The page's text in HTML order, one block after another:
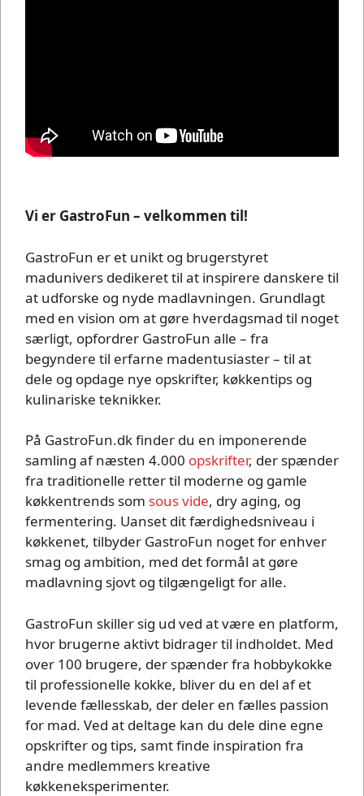
Vi er GastroFun – velkommen til!
GastroFun er et unikt og brugerstyret
madunivers dedikeret til at inspirere danskere til
at udforske og nyde madlavningen. Grundlagt
med en vision om at gøre hverdagsmad til noget
særligt, opfordrer GastroFun alle – fra
begyndere til erfarne madentusiaster – til at
dele og opdage nye opskrifter, køkkentips og
kulinariske teknikker.
På GastroFun.dk finder du en imponerende
samling af næsten 4.000 opskrifter, der spænder
fra traditionelle retter til moderne og gamle
køkkentrends som sous vide, dry aging, og
fermentering. Uanset dit færdighedsniveau i
køkkenet, tilbyder GastroFun noget for enhver
smag og ambition, med det formål at gøre
madlavning sjovt og tilgængeligt for alle.
GastroFun skiller sig ud ved at være en platform,
hvor brugerne aktivt bidrager til indholdet. Med
over 100 brugere, der spænder fra hobbykokke
til professionelle kokke, bliver du en del af et
levende fællesskab, der deler en fælles passion
for mad. Ved at deltage kan du dele dine egne
opskrifter og tips, samt finde inspiration fra
andre medlemmers kreative
køkkeneksperimenter.